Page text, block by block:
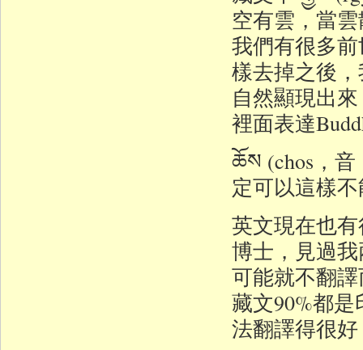
空有雲，當
我們有很多
樣去掉之後
自然顯現出
裡面表達
ཆོས (chos，音
定可以這樣
英文現在也
博士，見過
可能就不翻
藏文90%都
法翻譯得很